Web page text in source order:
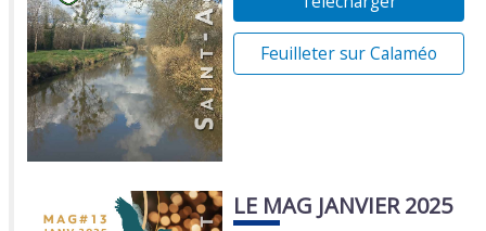
Feuilleter sur Calaméo
LE MAG JANVIER 2025